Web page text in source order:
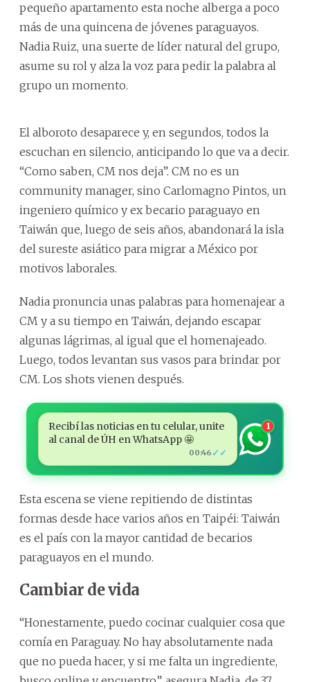
pequeño apartamento esta noche alberga a poco
más de una quincena de jóvenes paraguayos.
Nadia Ruiz, una suerte de líder natural del grupo,
asume su rol y alza la voz para pedir la palabra al
grupo un momento.
El alboroto desaparece y, en segundos, todos la
escuchan en silencio, anticipando lo que va a decir.
“Como saben, CM nos deja”. CM no es un
community manager, sino Carlomagno Pintos, un
ingeniero químico y ex becario paraguayo en
Taiwán que, luego de seis años, abandonará la isla
del sureste asiático para migrar a México por
motivos laborales.
Nadia pronuncia unas palabras para homenajear a
CM y a su tiempo en Taiwán, dejando escapar
algunas lágrimas, al igual que el homenajeado.
Luego, todos levantan sus vasos para brindar por
CM. Los shots vienen después.
Recibí las noticias en tu celular, unite
al canal de ÚH en WhatsApp 🤩
00:46 ✓✓
1
Esta escena se viene repitiendo de distintas
formas desde hace varios años en Taipéi: Taiwán
es el país con la mayor cantidad de becarios
paraguayos en el mundo.
Cambiar de vida
“Honestamente, puedo cocinar cualquier cosa que
comía en Paraguay. No hay absolutamente nada
que no pueda hacer, y si me falta un ingrediente,